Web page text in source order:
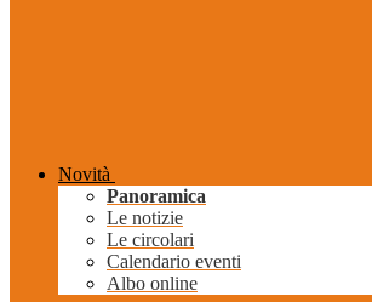
Novità
Panoramica
Le notizie
Le circolari
Calendario eventi
Albo online